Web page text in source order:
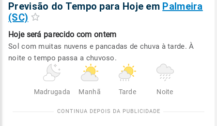
Previsão do Tempo para Hoje em Palmeira
(SC)
Hoje será parecido com ontem
Sol com muitas nuvens e pancadas de chuva à tarde. À
noite o tempo passa a chuvoso.
Madrugada Manhã Tarde Noite